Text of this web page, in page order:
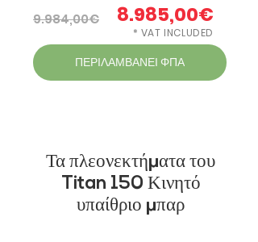
9.984,00€ 8.985,00€
* VAT INCLUDED
ΠΕΡΙΛΑΜΒΑΝΕΙ ΦΠΑ
Τα πλεονεκτήματα του
Titan 150 Κινητό
υπαίθριο μπαρ